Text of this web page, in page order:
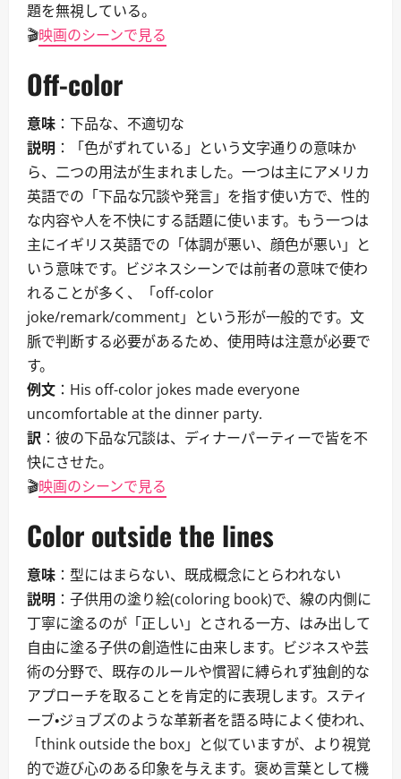
題を無視している。
🎬映画のシーンで見る
Off-color
意味 ：下品な、不適切な
説明 ：「色がずれている」という文字通りの意味か
ら、二つの用法が生まれました。一つは主にアメリカ
英語での「下品な冗談や発言」を指す使い方で、性的
な内容や人を不快にする話題に使います。もう一つは
主にイギリス英語での「体調が悪い、顔色が悪い」と
いう意味です。ビジネスシーンでは前者の意味で使わ
れることが多く、「off-color
joke/remark/comment」という形が一般的です。文
脈で判断する必要があるため、使用時は注意が必要で
す。
例文 ：His off-color jokes made everyone
uncomfortable at the dinner party.
訳 ：彼の下品な冗談は、ディナーパーティーで皆を不
快にさせた。
🎬映画のシーンで見る
Color outside the lines
意味 ：型にはまらない、既成概念にとらわれない
説明 ：子供用の塗り絵(coloring book)で、線の内側に
丁寧に塗るのが「正しい」とされる一方、はみ出して
自由に塗る子供の創造性に由来します。ビジネスや芸
術の分野で、既存のルールや慣習に縛られず独創的な
アプローチを取ることを肯定的に表現します。スティ
ーブ・ジョブズのような革新者を語る時によく使われ、
「think outside the box」と似ていますが、より視覚
的で遊び心のある印象を与えます。褒め言葉として機